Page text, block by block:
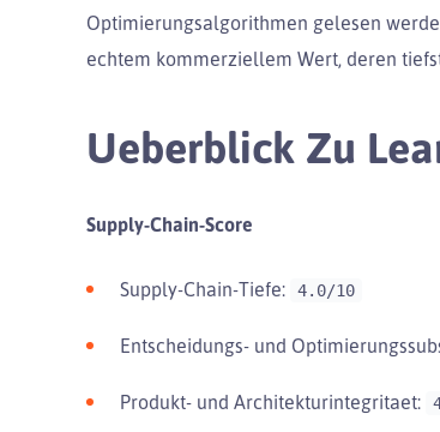
Optimierungsalgorithmen gelesen
echtem kommerziellem Wert, deren
Ueberblick Zu
Supply-Chain-Score
Supply-Chain-Tiefe: 4.0/10
Entscheidungs- und
Produkt- und Architekturintegritaet: